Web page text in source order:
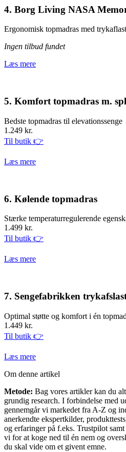
4. Borg Living NASA
Ergonomisk topmadras med
Ingen tilbud fundet
Læs mere
5. Komfort topmadras m.
Bedste topmadras til elevationssenge
1.249 kr.
Til butik 👉
Læs mere
6. Kølende topmadras
Stærke temperaturregulerende
1.499 kr.
Til butik 👉
Læs mere
7. Sengefabrikken
Optimal støtte og komfort i én
1.449 kr.
Til butik 👉
Læs mere
Om denne artikel
Metode: Bag vores artikler kan du
grundig research. I forbindelse med
gennemgår vi markedet fra A-Z og
anerkendte ekspertkilder,
og erfaringer på f.eks. Trustpilot
vi for at koge ned til én nem og
du skal vide om et givent emne.